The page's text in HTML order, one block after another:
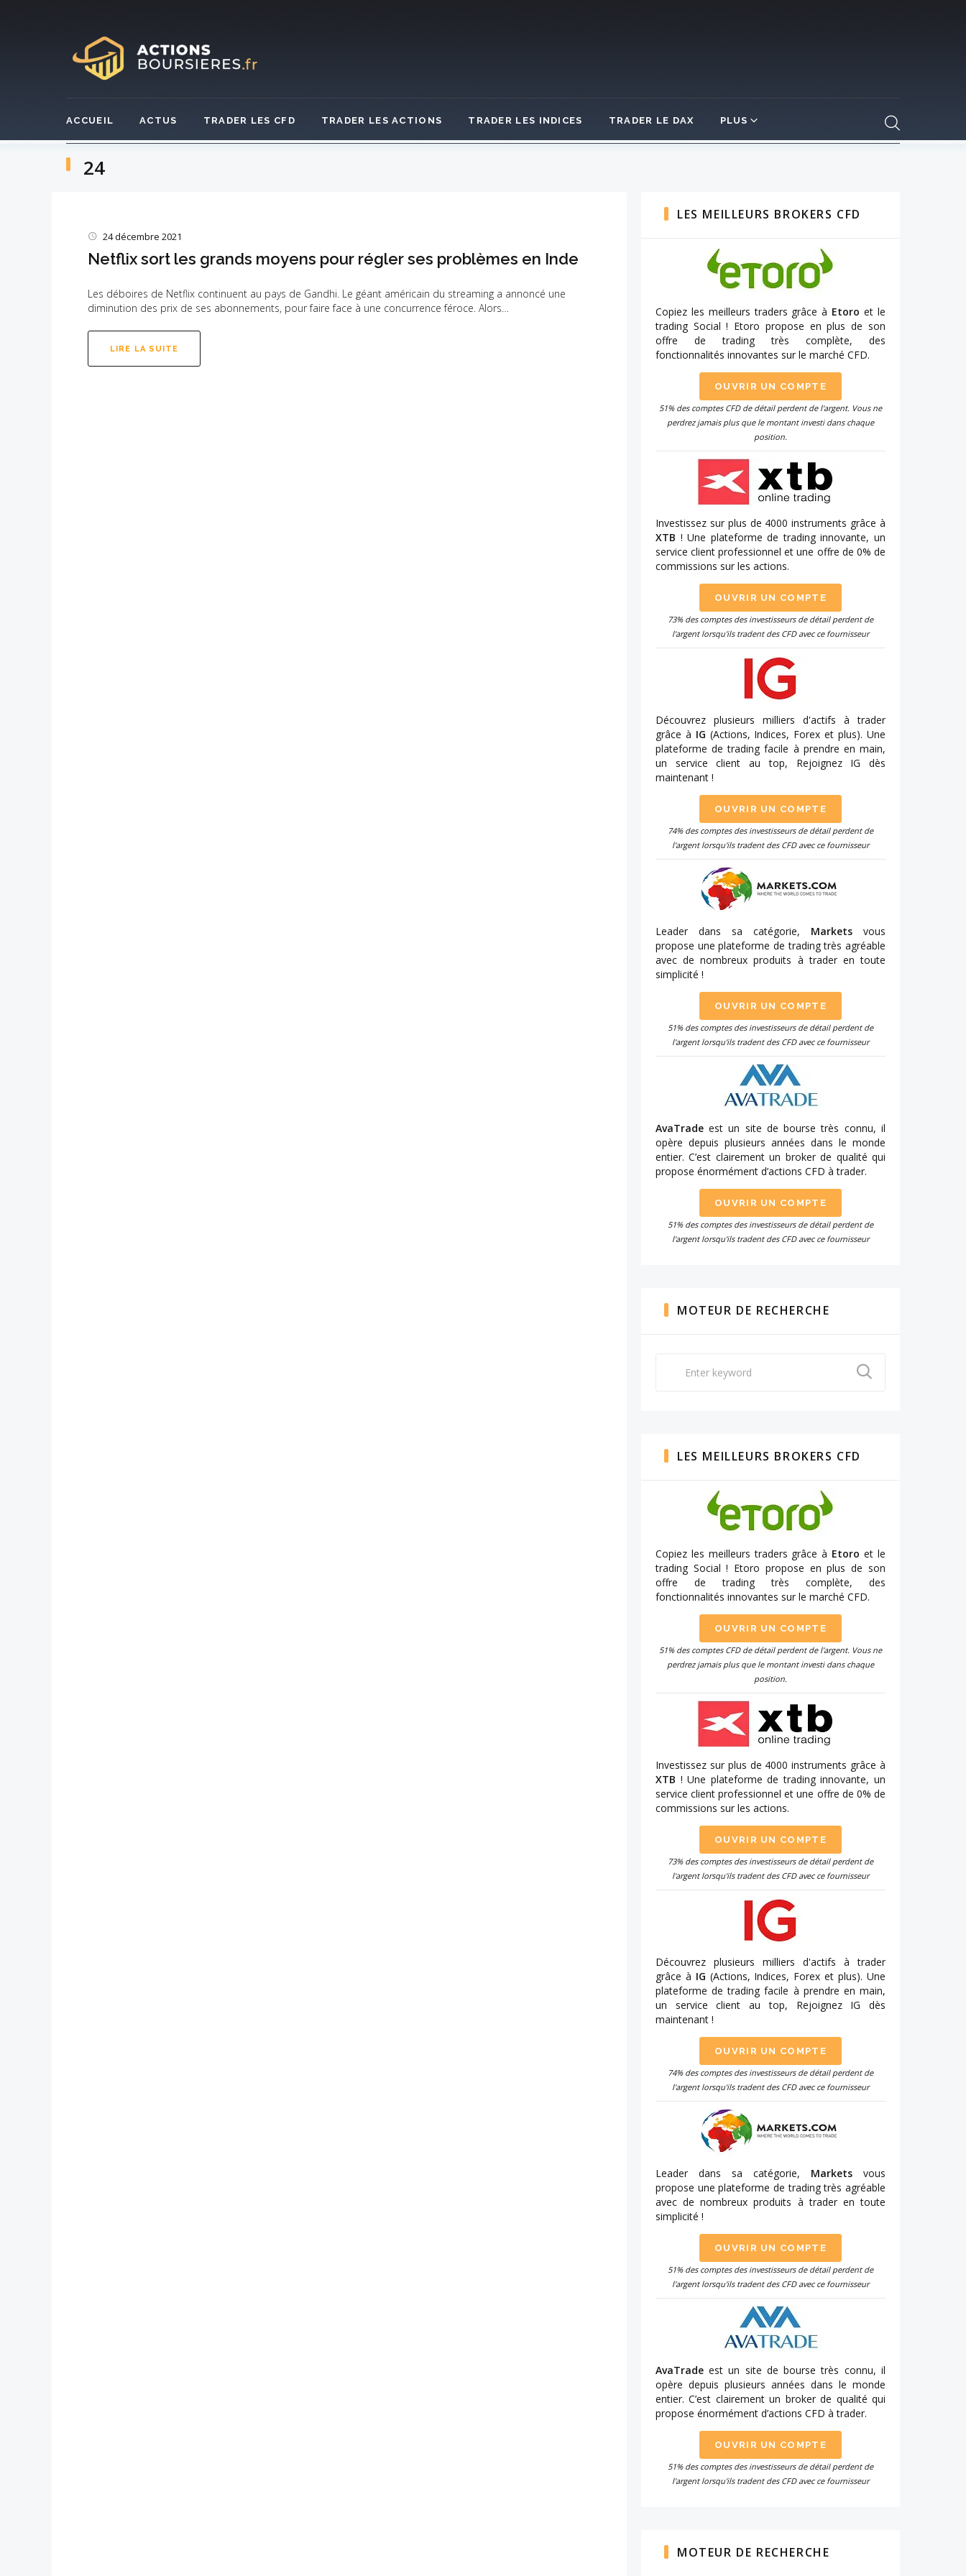
ACCUEIL ACTUS TRADER LES CFD TRADER LES ACTIONS TRADER LES INDICES TRADER LE DAX PLUS
24
24
décembre
2021
24 décembre 2021
Netflix sort les grands moyens pour régler ses problèmes en Inde
Les déboires de Netflix continuent au pays de Gandhi. Le géant américain du streaming a annoncé une
diminution des prix de ses abonnements, pour faire face à une concurrence féroce. Alors…
LIRE LA SUITE
LES MEILLEURS BROKERS CFD
Copiez les meilleurs traders grâce à Etoro et le
trading Social ! Etoro propose en plus de son
offre de trading très complète, des
fonctionnalités innovantes sur le marché CFD.
OUVRIR UN COMPTE
51% des comptes CFD de détail perdent de l'argent. Vous ne
perdrez jamais plus que le montant investi dans chaque
position.
Investissez sur plus de 4000 instruments grâce à
XTB ! Une plateforme de trading innovante, un
service client professionnel et une offre de 0% de
commissions sur les actions.
OUVRIR UN COMPTE
73% des comptes des investisseurs de détail perdent de
l'argent lorsqu'ils tradent des CFD avec ce fournisseur
Découvrez plusieurs milliers d'actifs à trader
grâce à IG (Actions, Indices, Forex et plus). Une
plateforme de trading facile à prendre en main,
un service client au top, Rejoignez IG dès
maintenant !
OUVRIR UN COMPTE
74% des comptes des investisseurs de détail perdent de
l'argent lorsqu'ils tradent des CFD avec ce fournisseur
Leader dans sa catégorie, Markets vous
propose une plateforme de trading très agréable
avec de nombreux produits à trader en toute
simplicité !
OUVRIR UN COMPTE
51% des comptes des investisseurs de détail perdent de
l'argent lorsqu'ils tradent des CFD avec ce fournisseur
AvaTrade est un site de bourse très connu, il
opère depuis plusieurs années dans le monde
entier. C’est clairement un broker de qualité qui
propose énormément d’actions CFD à trader.
OUVRIR UN COMPTE
51% des comptes des investisseurs de détail perdent de
l'argent lorsqu'ils tradent des CFD avec ce fournisseur
MOTEUR DE RECHERCHE
LES MEILLEURS BROKERS CFD
Copiez les meilleurs traders grâce à Etoro et le
trading Social ! Etoro propose en plus de son
offre de trading très complète, des
fonctionnalités innovantes sur le marché CFD.
OUVRIR UN COMPTE
51% des comptes CFD de détail perdent de l'argent. Vous ne
perdrez jamais plus que le montant investi dans chaque
position.
Investissez sur plus de 4000 instruments grâce à
XTB ! Une plateforme de trading innovante, un
service client professionnel et une offre de 0% de
commissions sur les actions.
OUVRIR UN COMPTE
73% des comptes des investisseurs de détail perdent de
l'argent lorsqu'ils tradent des CFD avec ce fournisseur
Découvrez plusieurs milliers d'actifs à trader
grâce à IG (Actions, Indices, Forex et plus). Une
plateforme de trading facile à prendre en main,
un service client au top, Rejoignez IG dès
maintenant !
OUVRIR UN COMPTE
74% des comptes des investisseurs de détail perdent de
l'argent lorsqu'ils tradent des CFD avec ce fournisseur
Leader dans sa catégorie, Markets vous
propose une plateforme de trading très agréable
avec de nombreux produits à trader en toute
simplicité !
OUVRIR UN COMPTE
51% des comptes des investisseurs de détail perdent de
l'argent lorsqu'ils tradent des CFD avec ce fournisseur
AvaTrade est un site de bourse très connu, il
opère depuis plusieurs années dans le monde
entier. C’est clairement un broker de qualité qui
propose énormément d’actions CFD à trader.
OUVRIR UN COMPTE
51% des comptes des investisseurs de détail perdent de
l'argent lorsqu'ils tradent des CFD avec ce fournisseur
MOTEUR DE RECHERCHE